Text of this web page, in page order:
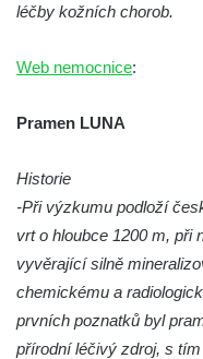
Skautská studánka u
Lesní studánka pod
od Polevska
Otročínská kyselka
Studánka Svěcenka
Velvar
léčby kožních chorob.
Web nemocnice:
Pramen LUNA
Historie
-Při výzkumu podloží
vrt o hloubce 1200 m, při
vyvěrající silně
chemickému a
prvních poznatků byl
přírodní léčivý zdroj, s